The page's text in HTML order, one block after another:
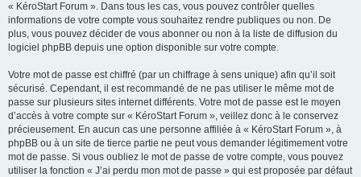
« KéroStart Forum ». Dans tous les cas, vous pouvez contrôler quelles
informations de votre compte vous souhaitez rendre publiques ou non. De
plus, vous pouvez décider de vous abonner ou non à la liste de diffusion du
logiciel phpBB depuis une option disponible sur votre compte.
Votre mot de passe est chiffré (par un chiffrage à sens unique) afin qu’il soit
sécurisé. Cependant, il est recommandé de ne pas utiliser le même mot de
passe sur plusieurs sites internet différents. Votre mot de passe est le moyen
d’accès à votre compte sur « KéroStart Forum », veillez donc à le conservez
précieusement. En aucun cas une personne affiliée à « KéroStart Forum », à
phpBB ou à un site de tierce partie ne peut vous demander légitimement votre
mot de passe. Si vous oubliez le mot de passe de votre compte, vous pouvez
utiliser la fonction « J’ai perdu mon mot de passe » qui est proposée par défaut